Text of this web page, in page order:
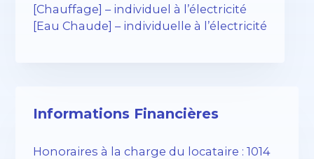
[Chauffage] – individuel à l’électricité
[Eau Chaude] – individuelle à l’électricité
Informations Financières
Honoraires à la charge du locataire : 1014